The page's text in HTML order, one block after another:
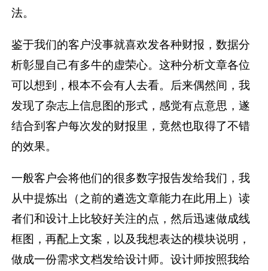
法。
鉴于我们的客户没事就喜欢发各种财报，数据分
析彰显自己有多牛的虚荣心。这种分析文章各位
可以想到，根本不会有人去看。后来偶然间，我
发现了杂志上信息图的形式，感觉有点意思，遂
结合到客户每次发的财报里，竟然也取得了不错
的效果。
一般客户会将他们的很多数字报告发给我们，我
从中提炼出（之前的遴选文章能力在此用上）读
者们和设计上比较好关注的点，然后迅速做成线
框图，再配上文案，以及我想表达的模块说明，
做成一份需求文档发给设计师。设计师按照我给